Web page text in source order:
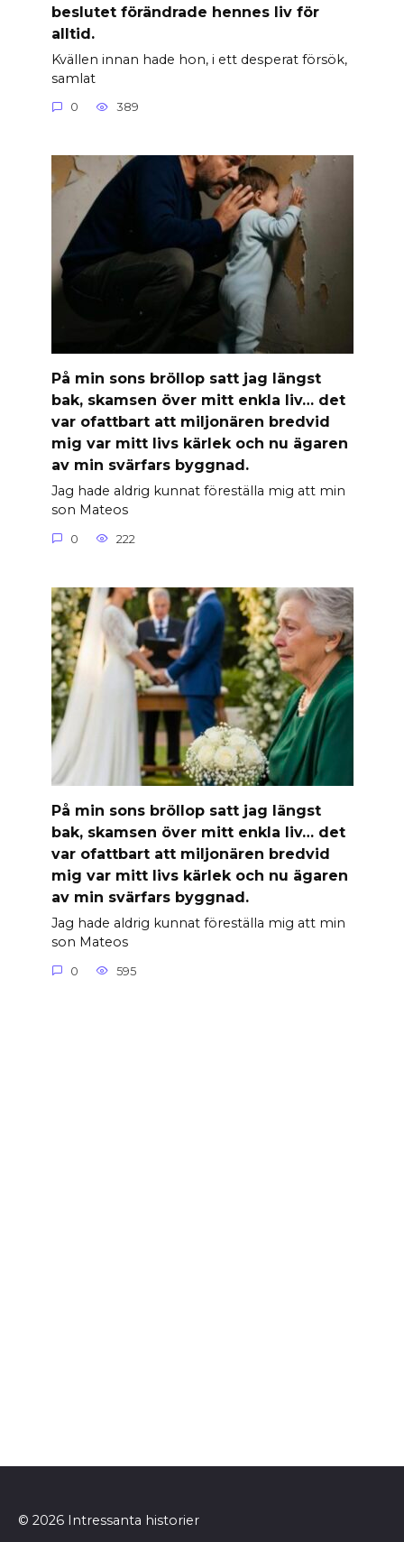
beslutet förändrade hennes liv för
alltid.
Kvällen innan hade hon, i ett desperat försök,
samlat
0 389
På min sons bröllop satt jag längst
bak, skamsen över mitt enkla liv… det
var ofattbart att miljonären bredvid
mig var mitt livs kärlek och nu ägaren
av min svärfars byggnad.
Jag hade aldrig kunnat föreställa mig att min
son Mateos
0 222
På min sons bröllop satt jag längst
bak, skamsen över mitt enkla liv… det
var ofattbart att miljonären bredvid
mig var mitt livs kärlek och nu ägaren
av min svärfars byggnad.
Jag hade aldrig kunnat föreställa mig att min
son Mateos
0 595
© 2026 Intressanta historier